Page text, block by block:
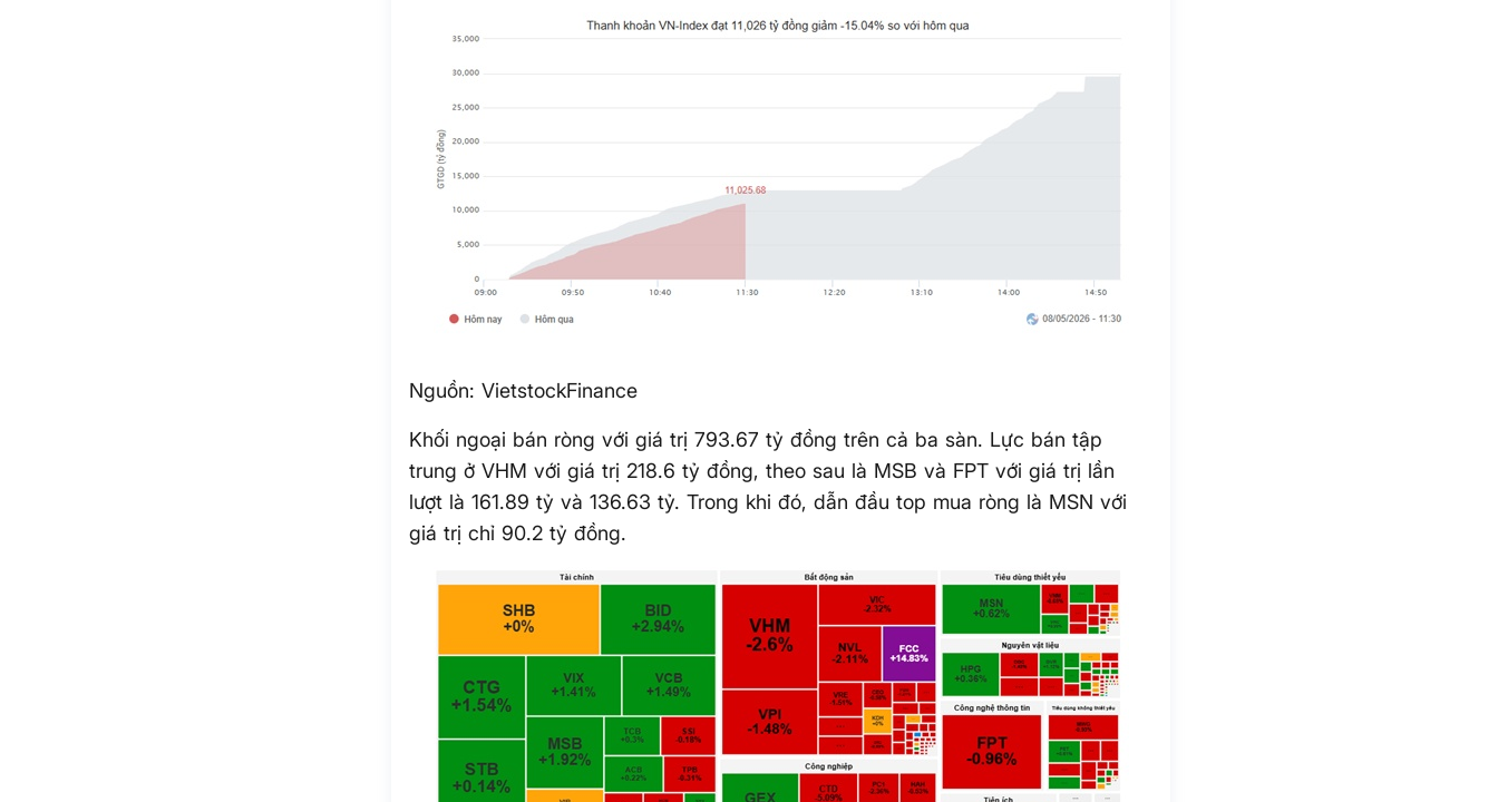
Nguồn: VietstockFinance
Khối ngoại bán ròng với giá trị 793.67 tỷ đồng trên cả ba sàn. Lực bán tập
trung ở VHM với giá trị 218.6 tỷ đồng, theo sau là MSB và FPT với giá trị lần
lượt là 161.89 tỷ và 136.63 tỷ. Trong khi đó, dẫn đầu top mua ròng là MSN với
giá trị chỉ 90.2 tỷ đồng.